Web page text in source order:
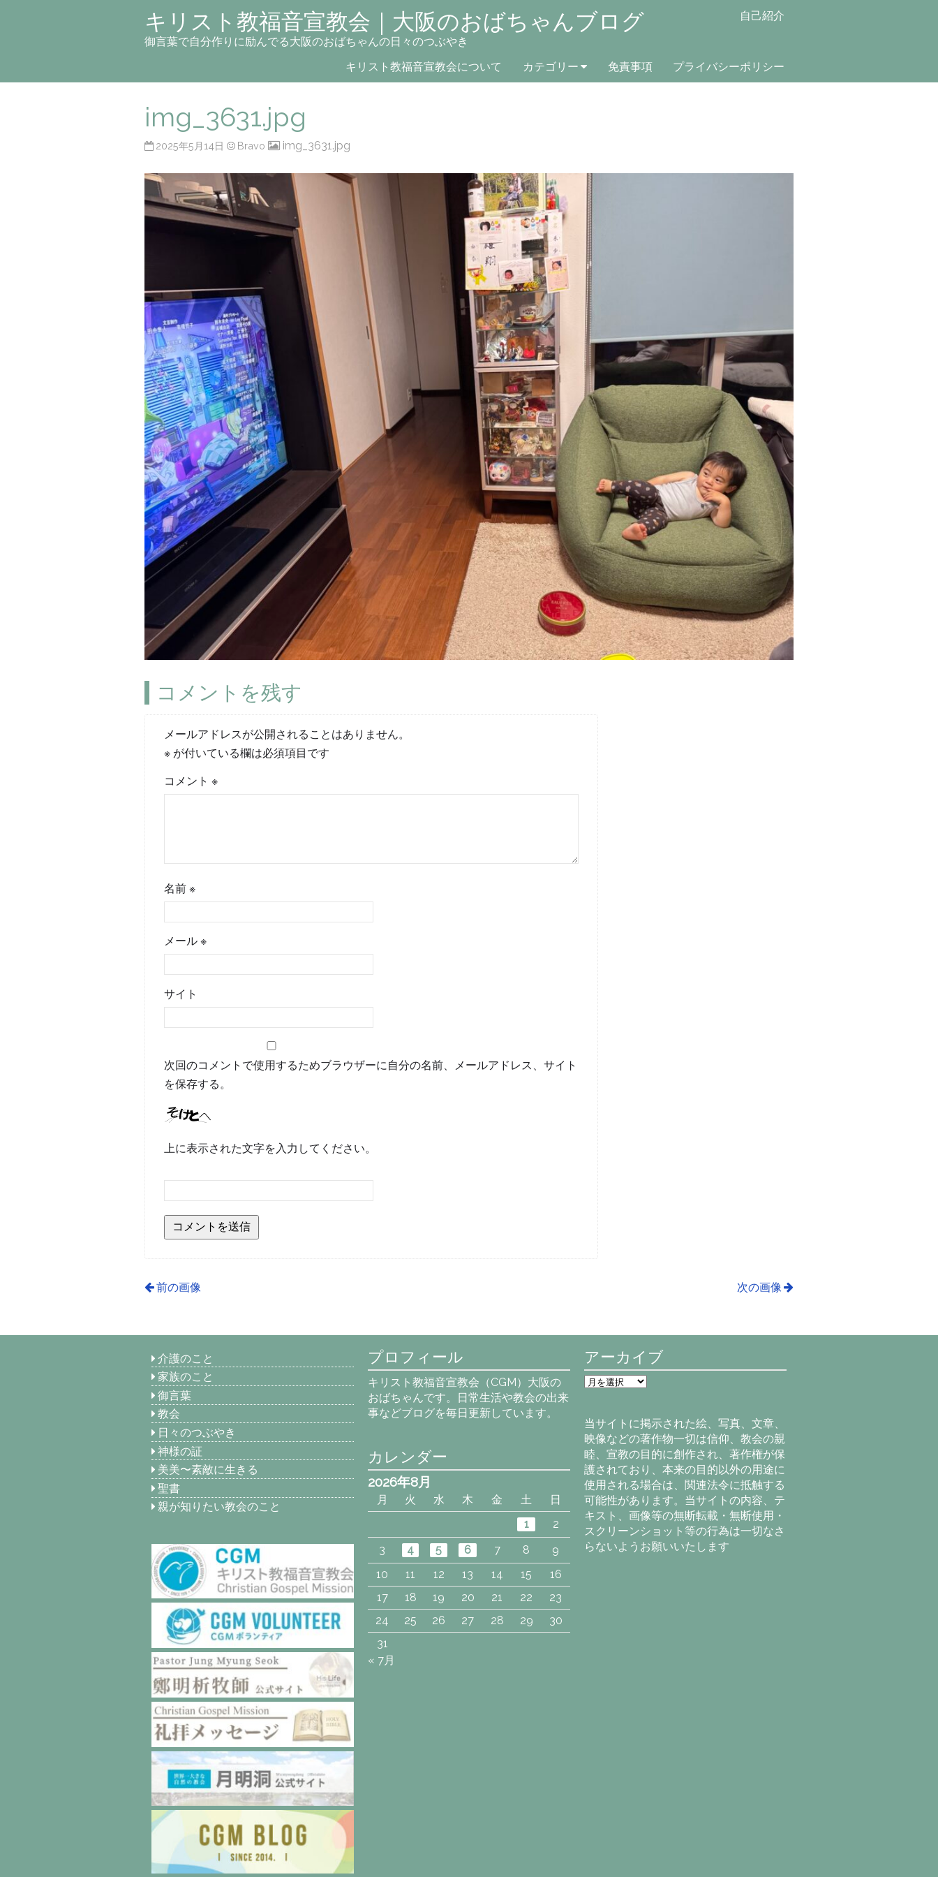
キリスト教福音宣教会｜大阪のおばちゃんブログ
御言葉で自分作りに励んでる大阪のおばちゃんの日々のつぶやき
自己紹介
キリスト教福音宣教会について カテゴリー 免責事項 プライバシーポリシー
img_3631.jpg
2025年5月14日 Bravo img_3631.jpg
コメントを残す
メールアドレスが公開されることはありません。
※ が付いている欄は必須項目です
コメント※
名前※
メール※
サイト
次回のコメントで使用するためブラウザーに自分の名前、メールアドレス、サイト
を保存する。
上に表示された文字を入力してください。
次の画像
前の画像
介護のこと
家族のこと
御言葉
教会
日々のつぶやき
神様の証
美美〜素敵に生きる
聖書
親が知りたい教会のこと
プロフィール
キリスト教福音宣教会（CGM）大阪の
おばちゃんです。日常生活や教会の出来
事などブログを毎日更新しています。
アーカイブ
ア
ー
ブ
当サイトに掲示された絵、写真、文章、
映像などの著作物一切は信仰、教会の親
睦、宣教の目的に創作され、著作権が保
護されており、本来の目的以外の用途に
使用される場合は、関連法令に抵触する
可能性があります。当サイトの内容、テ
キスト、画像等の無断転載・無断使用・
スクリーンショット等の行為は一切なさ
らないようお願いいたします
カレンダー
2026年8月
月 火 水 木 金 土
日
1
2
3
4 5 6 7 8
9
10
11 12 13 14 15
16
17
18 19 20 21 22
23
24
25 26 27 28 29
30
31
« 7月